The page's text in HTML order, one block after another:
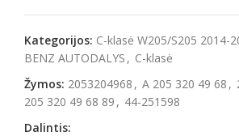
Kategorijos: C-klasė W205/S205 2014-
BENZ AUTODALYS , C-klasė
Žymos: 2053204968 , A 205 320 49 68 ,
205 320 49 68 89 , 44-251598
Dalintis: